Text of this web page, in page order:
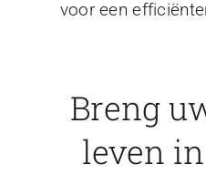
voor een
Breng
leven